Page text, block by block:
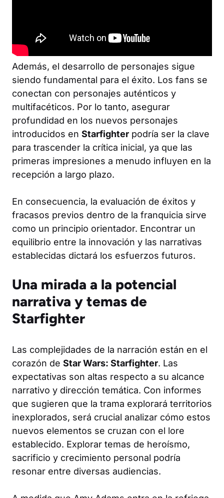
Además, el desarrollo de personajes sigue
siendo fundamental para el éxito. Los fans se
conectan con personajes auténticos y
multifacéticos. Por lo tanto, asegurar
profundidad en los nuevos personajes
introducidos en Starfighter podría ser la clave
para trascender la crítica inicial, ya que las
primeras impresiones a menudo influyen en la
recepción a largo plazo.
En consecuencia, la evaluación de éxitos y
fracasos previos dentro de la franquicia sirve
como un principio orientador. Encontrar un
equilibrio entre la innovación y las narrativas
establecidas dictará los esfuerzos futuros.
Una mirada a la potencial
narrativa y temas de
Starfighter
Las complejidades de la narración están en el
corazón de Star Wars: Starfighter. Las
expectativas son altas respecto a su alcance
narrativo y dirección temática. Con informes
que sugieren que la trama explorará territorios
inexplorados, será crucial analizar cómo estos
nuevos elementos se cruzan con el lore
establecido. Explorar temas de heroísmo,
sacrificio y crecimiento personal podría
resonar entre diversas audiencias.